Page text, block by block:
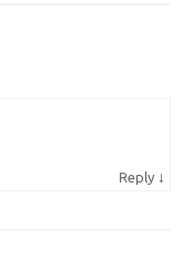
Reply ↓